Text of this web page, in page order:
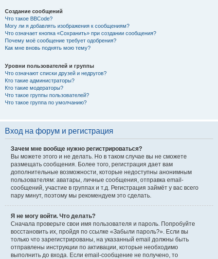
Создание сообщений
Что такое BBCode?
Могу ли я добавлять изображения к сообщениям?
Что означает кнопка «Сохранить» при создании сообщения?
Почему моё сообщение требует одобрения?
Как мне вновь поднять мою тему?
Уровни пользователей и группы
Что означают списки друзей и недругов?
Кто такие администраторы?
Кто такие модераторы?
Что такое группы пользователей?
Что такое группа по умолчанию?
Вход на форум и регистрация
Зачем мне вообще нужно регистрироваться?
Вы можете этого и не делать. Но в таком случае вы не сможете
размещать сообщения. Более того, регистрация дает вам
дополнительные возможности, которые недоступны анонимным
пользователям: аватары, личные сообщения, отправка email-
сообщений, участие в группах и т.д. Регистрация займёт у вас всего
пару минут, поэтому мы рекомендуем это сделать.
Я не могу войти. Что делать?
Сначала проверьте свои имя пользователя и пароль. Попробуйте
восстановить их, пройдя по ссылке «Забыли пароль?». Если вы
только что зарегистрированы, на указанный email должны быть
отправлены инструкции по активации, которые необходимо
выполнить до входа. Если email-сообщение не получено, то